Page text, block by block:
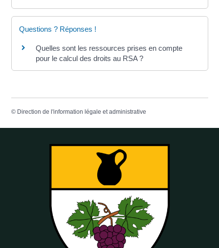
Questions ? Réponses !
Quelles sont les ressources prises en compte
pour le calcul des droits au RSA ?
© Direction de l'information légale et administrative